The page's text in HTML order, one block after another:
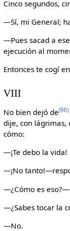
Cinco segundos,
—Sí, mi General;
—Pues sacad a
ejecución al
Entonces te cogí
VIII
No bien dejó de(96)
dije, con lágrimas,
cómo:
—¡Te debo la vida!
—¡No
—¿Cómo es
—¿Sabes tocar la
—No.